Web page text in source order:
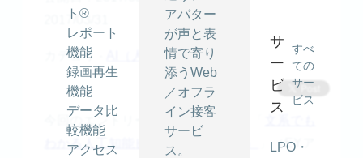
ト®
レポート
機能
録画再生
機能
データ比
較機能
アクセス
アバター
が声と表
情で寄り
添うWeb
／オフラ
イン接客
サービ
ス。
サ
ー
ビ
ス
すべ
ての
サー
ビス
LPO・
2017/03/31
カテゴリ - AI（人工知能）
今回のエントリーでご紹介するのは「
わかる人工知能ビジネス（amazon）
」（EYア